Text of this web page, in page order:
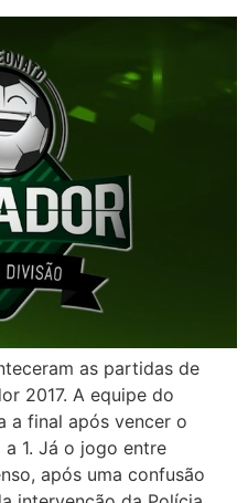
as partidas de
2017. A equipe do
a final após vencer o
1. Já o jogo entre
após uma confusão